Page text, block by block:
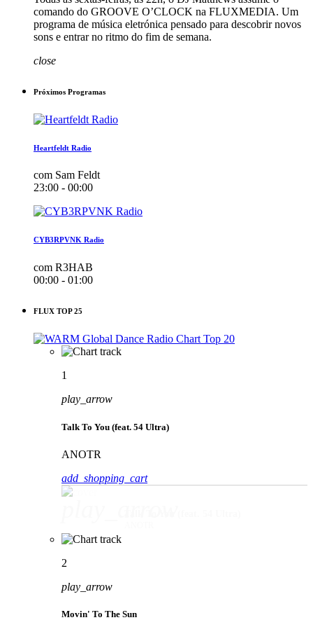
comando do GROOVE O’CLOCK na FLUXMEDIA. Um
programa de música eletrónica pensado para descobrir novos
sons e entrar no ritmo do fim de semana.
close
Próximos Programas
Heartfeldt Radio
com Sam Feldt
23:00 - 00:00
CYB3RPVNK Radio
com R3HAB
00:00 - 01:00
FLUX TOP 25
1
play_arrow
Talk To You (feat. 54 Ultra)
ANOTR
add_shopping_cart
2
play_arrow
Movin' To The Sun